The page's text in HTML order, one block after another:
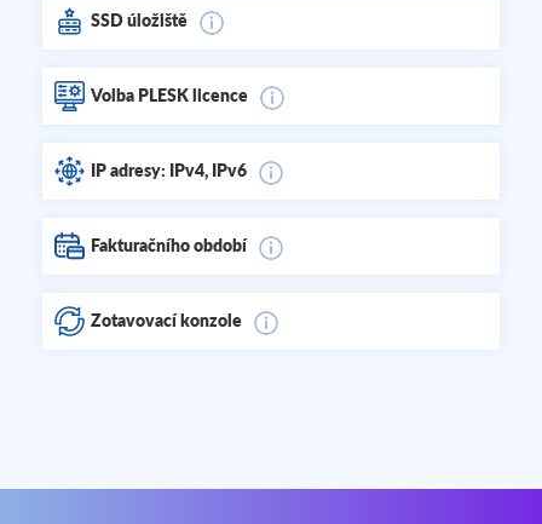
SSD úložiště
Volba PLESK licence
IP adresy: IPv4, IPv6
Fakturačního období
Zotavovací konzole